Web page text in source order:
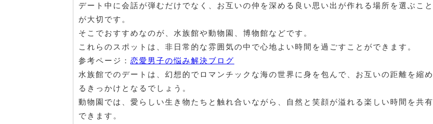
デート中に会話が弾むだけでなく、お互いの仲を深める良い思い出が作れる場所を選ぶこと
が大切です。
そこでおすすめなのが、水族館や動物園、博物館などです。
これらのスポットは、非日常的な雰囲気の中で心地よい時間を過ごすことができます。
参考ページ： 恋愛男子の悩み解決ブログ
水族館でのデートは、幻想的でロマンチックな海の世界に身を包んで、お互いの距離を縮め
るきっかけとなるでしょう。
動物園では、愛らしい生き物たちと触れ合いながら、自然と笑顔が溢れる楽しい時間を共有
できます。